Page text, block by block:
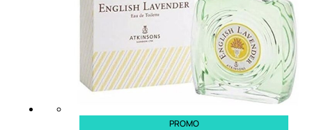
PROMO